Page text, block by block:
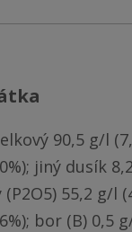
90,5 g/l
jiný dusík
55,2 g/l
bor (B) 0,5